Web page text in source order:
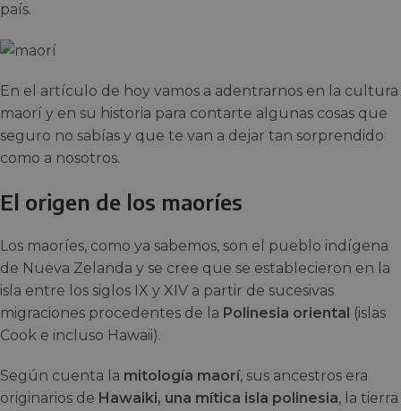
país.
En el artículo de hoy vamos a adentrarnos en la cultura
maorí y en su historia para contarte algunas cosas que
seguro no sabías y que te van a dejar tan sorprendido
como a nosotros.
El origen de los maoríes
Los maoríes, como ya sabemos, son el pueblo indígena
de Nueva Zelanda y se cree que se establecieron en la
isla entre los siglos IX y XIV a partir de sucesivas
migraciones procedentes de la Polinesia oriental (islas
Cook e incluso Hawaii).
Según cuenta la mitología maorí, sus ancestros era
originarios de Hawaiki, una mítica isla polinesia, la tierra